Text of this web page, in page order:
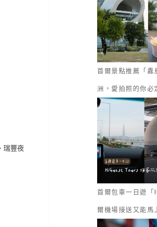
首爾景點推薦「纛
洲，愛拍照的你必
首爾包車一日遊「
爾機場接送又能馬